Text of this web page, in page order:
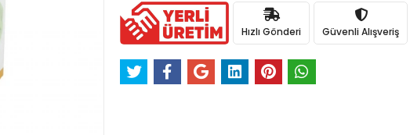
Hızlı Gönderi Güvenli Alışveriş